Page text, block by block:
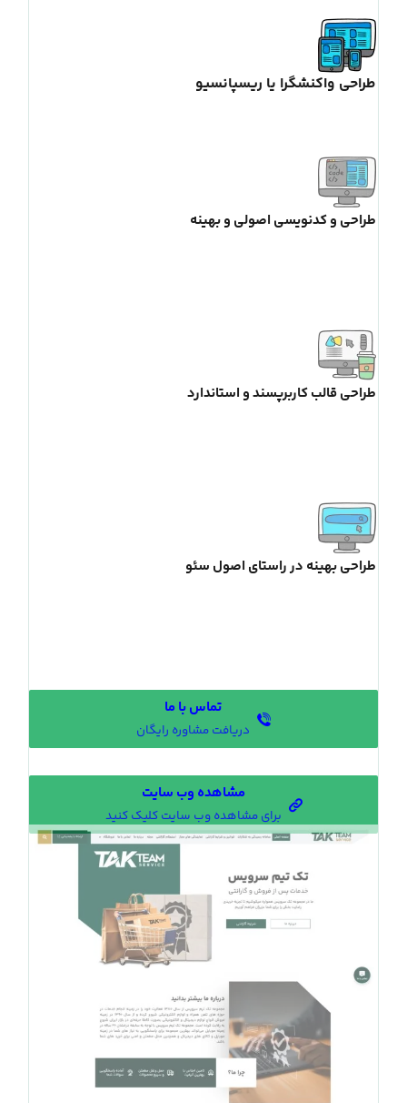
طراحی واکنشگرا یا ریسپانسیو
طراحی و کدنویسی اصولی و بهینه
طراحی قالب کاربرپسند و استاندارد
طراحی بهینه در راستای اصول سئو
تماس با ما
دریافت مشاوره رایگان
مشاهده وب سایت
برای مشاهده وب سایت کلیک کنید